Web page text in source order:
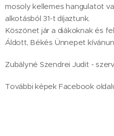
mosoly kellemes hangulatot
alkotásból 31-t díjaztunk.
Köszönet jár a diákoknak és
Áldott, Békés Ünnepet
Zubályné Szendrei Judit -
További képek Facebook